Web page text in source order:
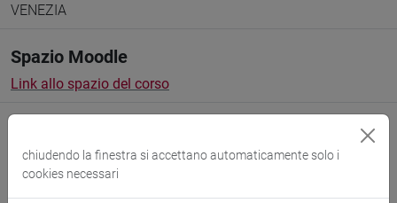
VENEZIA
Spazio Moodle
Link allo spazio del corso
chiudendo la finestra si accettano automaticamente solo i
cookies necessari